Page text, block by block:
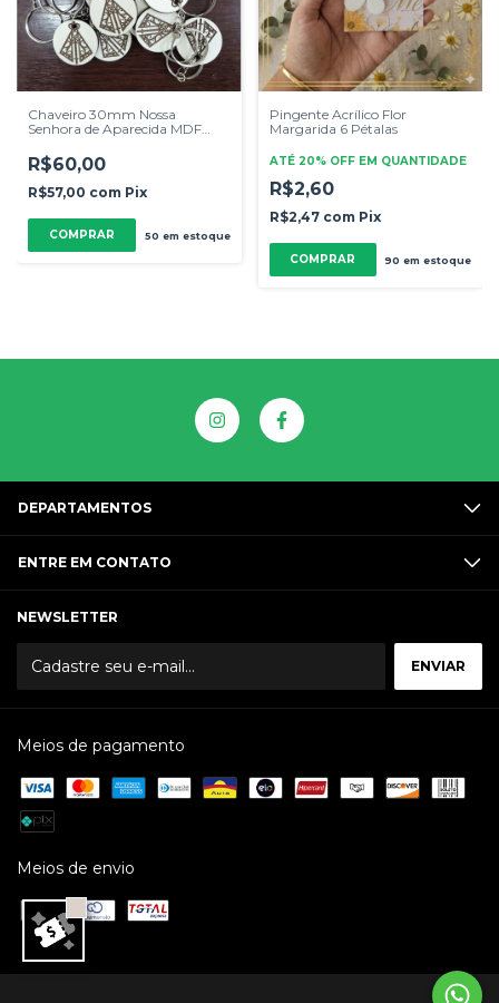
Chaveiro 30mm Nossa
Senhora de Aparecida MDF
R$60,00
R$57,00 com Pix
50 em estoque
Pingente Acrílico Flor
Margarida 6 Pétalas
ATÉ 20% OFF EM QUANTIDADE
R$2,60
R$2,47 com Pix
COMPRAR 90 em estoque
DEPARTAMENTOS
ENTRE EM CONTATO
NEWSLETTER
Meios de pagamento
Meios de envio